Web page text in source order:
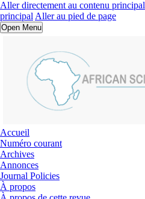
Aller directement au contenu principal
principal Aller au pied de page
Open Menu
Accueil
Numéro courant
Archives
Annonces
Journal Policies
À propos